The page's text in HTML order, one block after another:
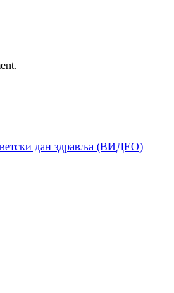
дан здравља (ВИДЕО)